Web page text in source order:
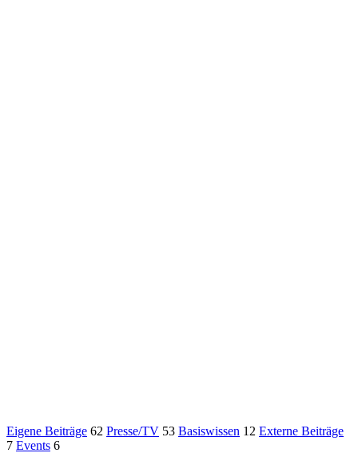
Eigene Beiträge 62 Presse/TV 53 Basiswissen 12 Externe Beiträge
7 Events 6